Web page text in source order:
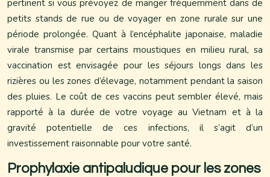
pertinent si vous prévoyez de manger fréquemment dans de
petits stands de rue ou de voyager en zone rurale sur une
période prolongée. Quant à l’encéphalite japonaise, maladie
virale transmise par certains moustiques en milieu rural, sa
vaccination est envisagée pour les séjours longs dans les
rizières ou les zones d’élevage, notamment pendant la saison
des pluies. Le coût de ces vaccins peut sembler élevé, mais
rapporté à la durée de votre voyage au Vietnam et à la
gravité potentielle de ces infections, il s’agit d’un
investissement raisonnable pour votre santé.
Prophylaxie antipaludique pour les zones